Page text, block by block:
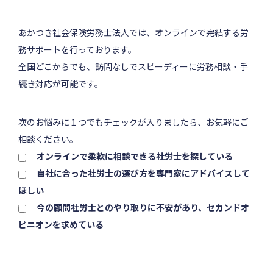
あかつき社会保険労務士法人では、オンラインで完結する労
務サポートを行っております。
全国どこからでも、訪問なしでスピーディーに労務相談・手
続き対応が可能です。
次のお悩みに１つでもチェックが入りましたら、お気軽にご
相談ください。
オンラインで柔軟に相談できる社労士を探している
自社に合った社労士の選び方を専門家にアドバイスして
ほしい
今の顧問社労士とのやり取りに不安があり、セカンドオ
ピニオンを求めている